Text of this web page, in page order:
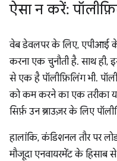
ऐसा न करें:
वेब डेवलपर के लिए, एपीआई
करना एक चुनौती है. साथ ही,
से एक है पॉलीफ़िलिंग भी.
को कम करने का एक तरीका
सिर्फ़ उन ब्राउज़र के लिए
हालांकि, कंडिशनल तौर पर
मौजूदा एनवायरमेंट के हिसाब